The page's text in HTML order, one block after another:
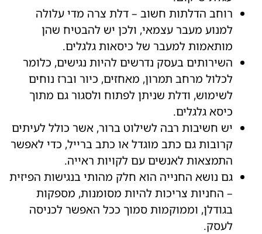
רוחב הדלתות חשוב – דלת צרה מדי עלולה
למנוע מעבר עצמאי, ולכן יש להבטיח שהן
מותאמות למעבר של כיסאות גלגלים.
השירותים בעסק נדרשים להיות נגישים, כלומר
לכלול מרחב תמרון, מאחזים, כיור וברז נוחים
לשימוש, ודלת שניתן לפתוח ולסגור גם מתוך
כיסא גלגלים.
יש חשיבות רבה לשילוט ברור, אשר כולל לעיתים
קרובות גם כתב מוגדל או כתב ברייל, כדי לאפשר
התמצאות לאנשים עם לקויות ראייה.
גם נושא החנייה הוא חלק מהותי בנגישות הפיזית
– החניות צריכות להיות מסומנות, מספקות
בגודלן, וממוקמות סמוך ככל האפשר לכניסה
לעסק.